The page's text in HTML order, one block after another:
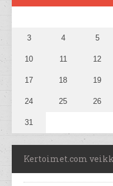
3 4 5
10 11 12
17 18 19
24 25 26
31
Kertoimet.com